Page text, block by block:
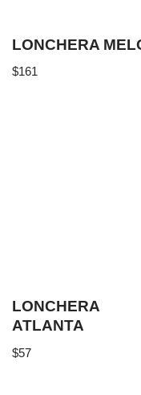
LONCHERA
$161
LONCHERA
ATLANTA
$57